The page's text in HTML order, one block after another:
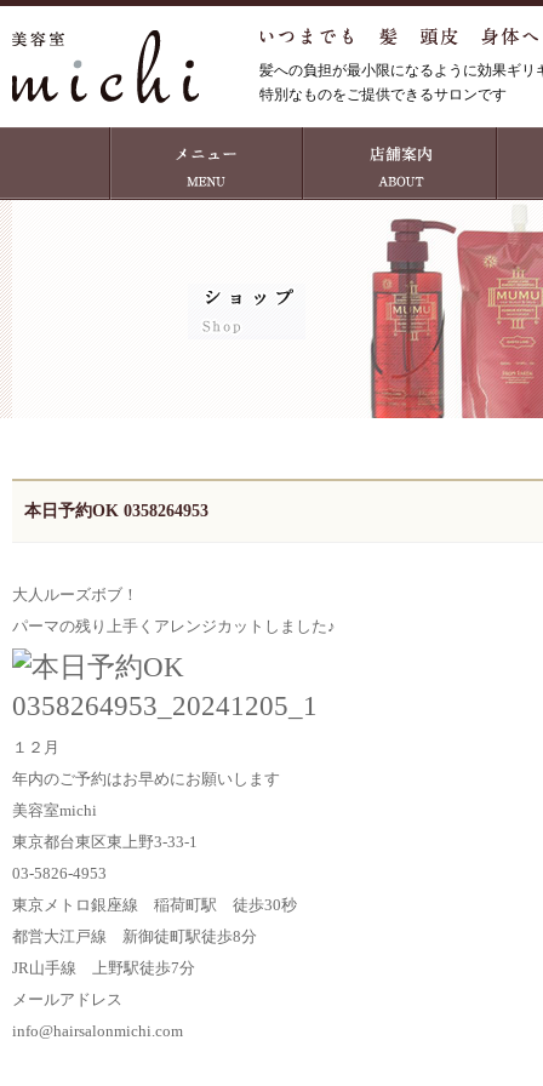
髪への負担が最小限になるように効果ギ
特別なものをご提供できるサロンです
本日予約OK 0358264953
大人ルーズボブ！
パーマの残り上手くアレンジカットしました♪
１２月
年内のご予約はお早めにお願いします
美容室michi
東京都台東区東上野3-33-1
03-5826-4953
東京メトロ銀座線 稲荷町駅 徒歩30秒
都営大江戸線 新御徒町駅徒歩8分
JR山手線 上野駅徒歩7分
メールアドレス
info@hairsalonmichi.com